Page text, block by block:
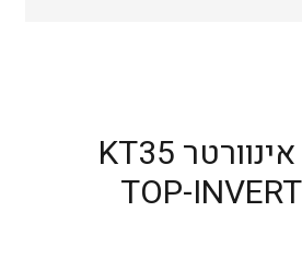
משאבת חום אינוורטר KT35
TOP-